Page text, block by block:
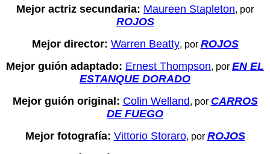
Mejor actriz secundaria: Maureen Stapleton, por
ROJOS
Mejor director: Warren Beatty, por ROJOS
Mejor guión adaptado: Ernest Thompson, por EN EL
ESTANQUE DORADO
Mejor guión original: Colin Welland, por CARROS
DE FUEGO
Mejor fotografía: Vittorio Storaro, por ROJOS